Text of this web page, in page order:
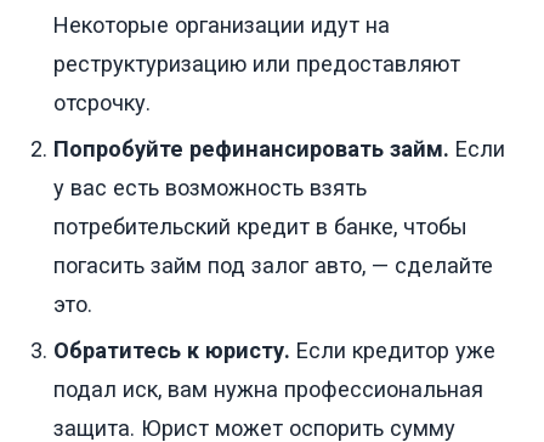
Некоторые организации идут на
реструктуризацию или предоставляют
отсрочку.
Попробуйте рефинансировать займ. Если
у вас есть возможность взять
потребительский кредит в банке, чтобы
погасить займ под залог авто, — сделайте
это.
Обратитесь к юристу. Если кредитор уже
подал иск, вам нужна профессиональная
защита. Юрист может оспорить сумму